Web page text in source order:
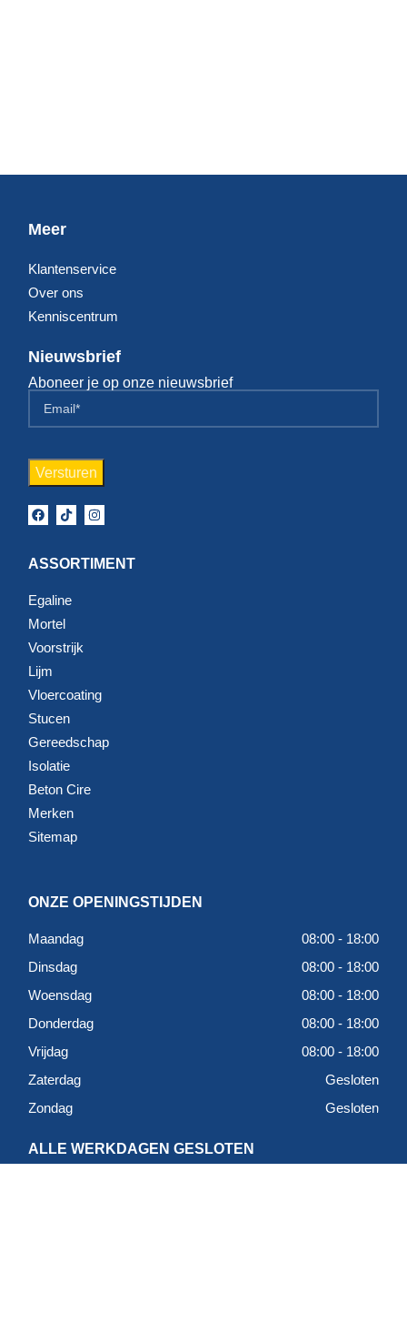
Meer
Klantenservice
Over ons
Kenniscentrum
Nieuwsbrief
Aboneer je op onze nieuwsbrief
ASSORTIMENT
Egaline
Mortel
Voorstrijk
Lijm
Vloercoating
Stucen
Gereedschap
Isolatie
Beton Cire
Merken
Sitemap
ONZE OPENINGSTIJDEN
Maandag
08:00 - 18:00
Dinsdag
08:00 - 18:00
Woensdag
08:00 - 18:00
Donderdag
08:00 - 18:00
Vrijdag
08:00 - 18:00
Zaterdag
Gesloten
Zondag
Gesloten
ALLE WERKDAGEN GESLOTEN